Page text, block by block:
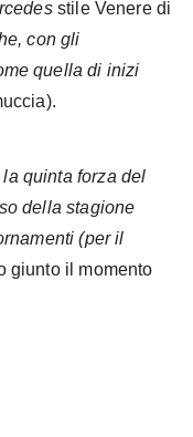
stile Venere di
con gli
quella di inizi
quinta forza del
della stagione
(per il
giunto il momento